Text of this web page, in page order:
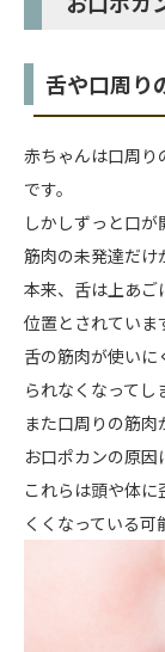
舌や口周り
赤ちゃんは口周り
です。
しかしずっと口
筋肉の未発達だけ
本来、舌は上あご
位置とされていま
舌の筋肉が使いに
られなくなってし
また口周りの筋
お口ポカンの原因
これらは頭や体
くくなっている可